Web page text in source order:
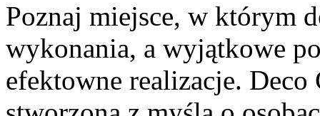
Poznaj miejsce, w którym
wykonania, a wyjątkowe
efektowne realizacje.